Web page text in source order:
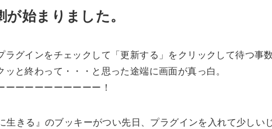
始まりました。
ラグインをチェックして「更新する」をクリックして待つ事数
と終わって・・・と思った途端に画面が真っ白。
ーーーーーーーーーー！
生きる』のブッキーがつい先日、プラグインを入れて少しい